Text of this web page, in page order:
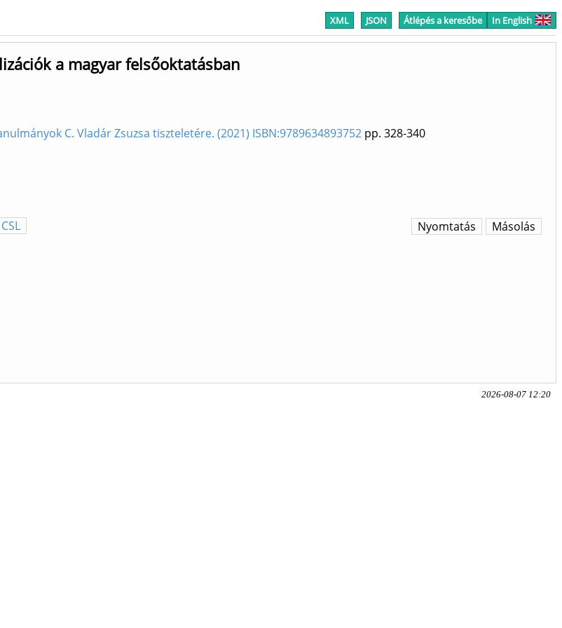
XML JSON Átlépés a keresőbe In English
a magyar felsőoktatásban
C. Vladár Zsuzsa tiszteletére. (2021) ISBN:9789634893752 pp. 328-340
CSL Másolás
Nyomtatás
2026-08-07 12:20